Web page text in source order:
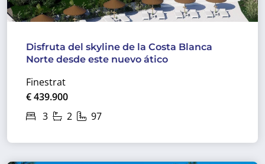
Disfruta del skyline de la Costa Blanca
Norte desde este nuevo ático
Finestrat
€ 439.900
3
2 97